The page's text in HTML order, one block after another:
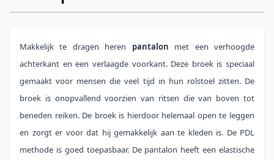
Makkelijk te dragen heren pantalon met een verhoogde
achterkant en een verlaagde voorkant. Deze broek is speciaal
gemaakt voor mensen die veel tijd in hun rolstoel zitten. De
broek is onopvallend voorzien van ritsen die van boven tot
beneden reiken. De broek is hierdoor helemaal open te leggen
en zorgt er voor dat hij gemakkelijk aan te kleden is. De PDL
methode is goed toepasbaar. De pantalon heeft een elastische